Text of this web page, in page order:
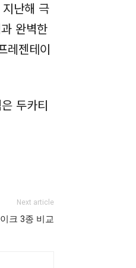
난해 극
완벽한
레젠테이
두카티
Next article
크 3종 비교